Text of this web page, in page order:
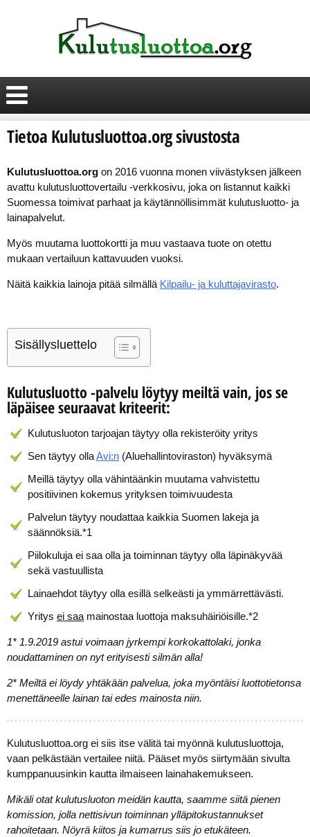
Tietoa Kulutusluottoa.org sivustosta
Kulutusluottoa.org on 2016 vuonna monen viivästyksen jälkeen
avattu kulutusluottovertailu -verkkosivu, joka on listannut kaikki
Suomessa toimivat parhaat ja käytännöllisimmät kulutusluotto- ja
lainapalvelut.
Myös muutama luottokortti ja muu vastaava tuote on otettu
mukaan vertailuun kattavuuden vuoksi.
Näitä kaikkia lainoja pitää silmällä Kilpailu- ja kuluttajavirasto.
Sisällysluettelo
Kulutusluotto -palvelu löytyy meiltä vain, jos se
läpäisee seuraavat kriteerit:
Kulutusluoton tarjoajan täytyy olla rekisteröity yritys
Sen täytyy ollaAvi:n (Aluehallintoviraston) hyväksymä
Meillä täytyy olla vähintäänkin muutama vahvistettu
positiivinen kokemus yrityksen toimivuudesta
Palvelun täytyy noudattaa kaikkia Suomen lakeja ja
säännöksiä.*1
Piilokuluja ei saa olla ja toiminnan täytyy olla läpinäkyvää
sekä vastuullista
Lainaehdot täytyy olla esillä selkeästi ja ymmärrettävästi.
Yritys ei saa mainostaa luottoja maksuhäiriöisille.*2
1* 1.9.2019 astui voimaan jyrkempi korkokattolaki, jonka
noudattaminen on nyt erityisesti silmän alla!
2* Meiltä ei löydy yhtäkään palvelua, joka myöntäisi luottotietonsa
menettäneelle lainan tai edes mainosta niin.
Kulutusluottoa.org ei siis itse välitä tai myönnä kulutusluottoja,
vaan pelkästään vertailee niitä. Pääset myös siirtymään sivulta
kumppanuusinkin kautta ilmaiseen lainahakemukseen.
Mikäli otat kulutusluoton meidän kautta, saamme siitä pienen
komission, jolla nettisivun toiminnan ylläpitokustannukset
rahoitetaan. Nöyrä kiitos ja kumarrus siis jo etukäteen.